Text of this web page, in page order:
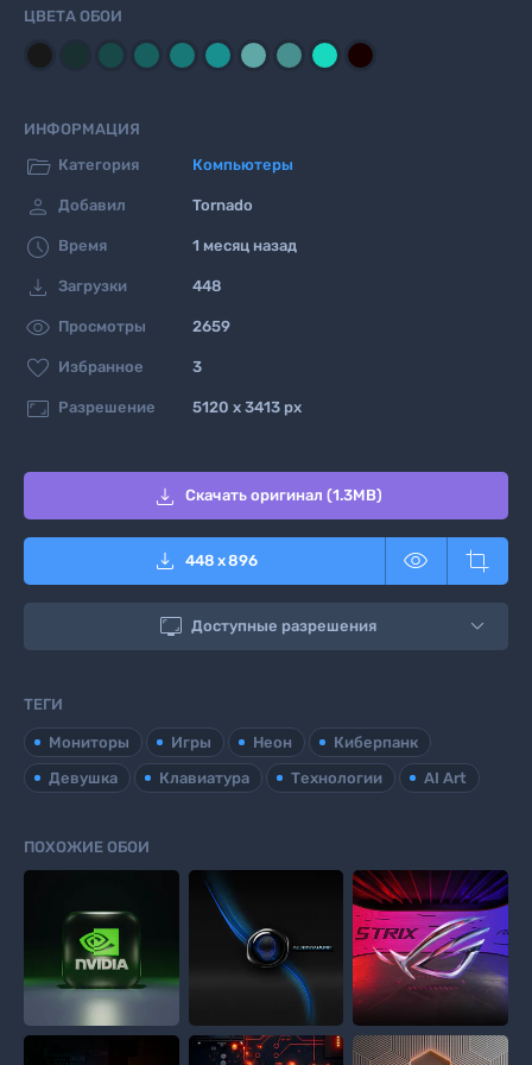
ЦВЕТА ОБОИ
ИНФОРМАЦИЯ
 Категория Компьютеры
 Добавил Tornado
 Время 1 месяц назад
 Загрузки 448
 Просмотры 2659
 Избранное 3
 Разрешение 5120 x 3413 px
 Скачать оригинал (1.3MB)
 448 x896  
 Доступные разрешения
ТЕГИ
Мониторы Игры Неон
Киберпанк
Девушка
Клавиатура Технологии AI Art
ПОХОЖИЕ ОБОИ